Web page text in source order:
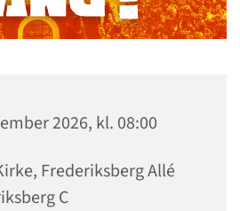
2026, kl. 08:00
Frederiksberg Allé
C